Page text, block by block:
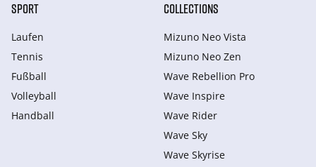
SPORT
Laufen
Tennis
Fußball
Volleyball
Handball
COLLECTIONS
Mizuno Neo Vista
Mizuno Neo Zen
Wave Rebellion Pro
Wave Inspire
Wave Rider
Wave Sky
Wave Skyrise